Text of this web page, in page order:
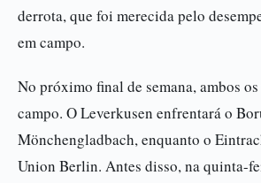
derrota, que foi merecida pelo
em campo.
No próximo final de semana, ambos
campo. O Leverkusen enfrentará o
Mönchengladbach, enquanto o
Union Berlin. Antes disso, na quinta-